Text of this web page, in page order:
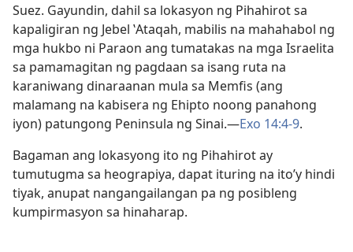
Suez. Gayundin, dahil sa lokasyon ng Pihahirot sa
kapaligiran ng Jebel ʽAtaqah, mabilis na mahahabol ng
mga hukbo ni Paraon ang tumatakas na mga Israelita
sa pamamagitan ng pagdaan sa isang ruta na
karaniwang dinaraanan mula sa Memfis (ang
malamang na kabisera ng Ehipto noong panahong
iyon) patungong Peninsula ng Sinai.​—Exo 14:4-9.
Bagaman ang lokasyong ito ng Pihahirot ay
tumutugma sa heograpiya, dapat ituring na ito’y hindi
tiyak, anupat nangangailangan pa ng posibleng
kumpirmasyon sa hinaharap.